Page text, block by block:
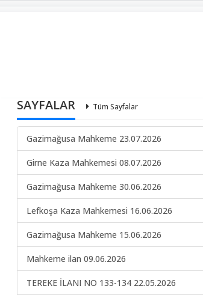
SAYFALAR Tüm Sayfalar
Gazimağusa Mahkeme 23.07.2026
Girne Kaza Mahkemesi 08.07.2026
Gazimağusa Mahkeme 30.06.2026
Lefkoşa Kaza Mahkemesi 16.06.2026
Gazimağusa Mahkeme 15.06.2026
Mahkeme ilan 09.06.2026
TEREKE İLANI NO 133-134 22.05.2026